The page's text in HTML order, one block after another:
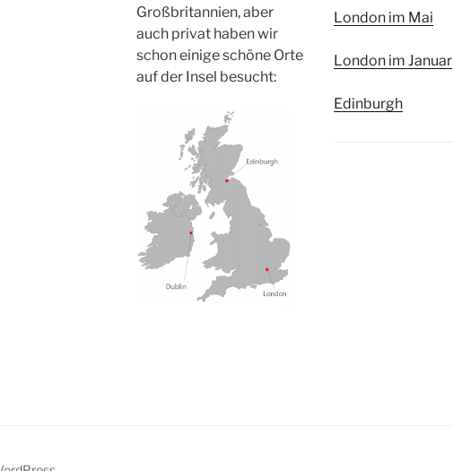
Großbritannien, aber
auch privat haben wir
schon einige schöne Orte
auf der Insel besucht:
London im Mai
London im Januar
Edinburgh